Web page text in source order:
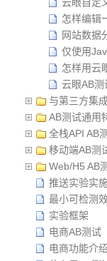
怎样编辑
网站数据
仅使用
怎样用云
云眼AB
与第三方集
AB测试通用
全栈API AB
移动端AB测
Web/H5 AB
推送实验实
最小可检测
实验框架
电商AB测试
电商功能介绍